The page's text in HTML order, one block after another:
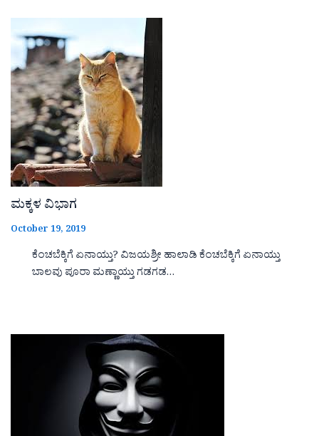
ಮಕ್ಕಳ ವಿಭಾಗ
October 19, 2019
ಕೆಂಚಬೆಕ್ಕಿಗೆ ಏನಾಯ್ತು? ವಿಜಯಶ್ರೀ ಹಾಲಾಡಿ ಕೆಂಚಬೆಕ್ಕಿಗೆ ಏನಾಯ್ತು
ಬಾಲವು ಪೂರಾ ಮಣ್ಣಾಯ್ತು ಗಡಗಡ…